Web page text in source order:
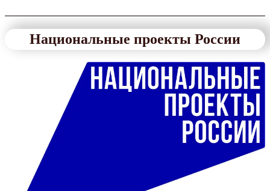
Национальные проекты России